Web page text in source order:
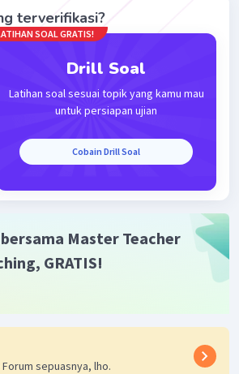
terverifikasi?
SOAL GRATIS!
Drill Soal
Latihan soal sesuai topik yang kamu mau
untuk persiapan ujian
Cobain Drill Soal
Master Teacher
GRATIS!
sepuasnya, lho.